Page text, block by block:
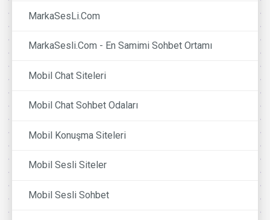
MarkaSesLi.Com
MarkaSesli.Com - En Samimi Sohbet Ortamı
Mobil Chat Siteleri
Mobil Chat Sohbet Odaları
Mobil Konuşma Siteleri
Mobil Sesli Siteler
Mobil Sesli Sohbet